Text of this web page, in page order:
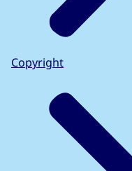
Copyright